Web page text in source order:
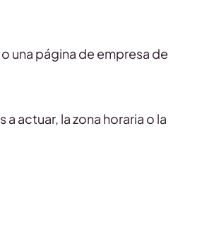
una página de empresa de
actuar, la zona horaria o la